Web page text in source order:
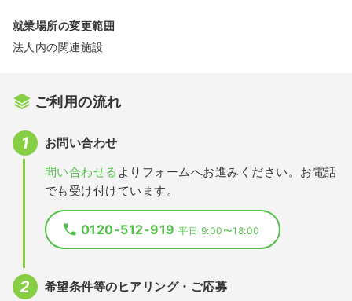
就業場所の変更範囲
法人内の関連施設
ご利用の流れ
お問い合わせ
問い合わせる よりフォームへお進みください。お電話
でも受け付けています。
0120-512-919平日 9:00〜18:00
希望条件等のヒアリング・ご応募